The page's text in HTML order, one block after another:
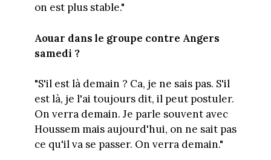
on est plus stable."
Aouar dans le groupe contre Angers
samedi ?
"S'il est là demain ? Ca, je ne sais pas. S'il
est là, je l'ai toujours dit, il peut postuler.
On verra demain. Je parle souvent avec
Houssem mais aujourd'hui, on ne sait pas
ce qu'il va se passer. On verra demain."